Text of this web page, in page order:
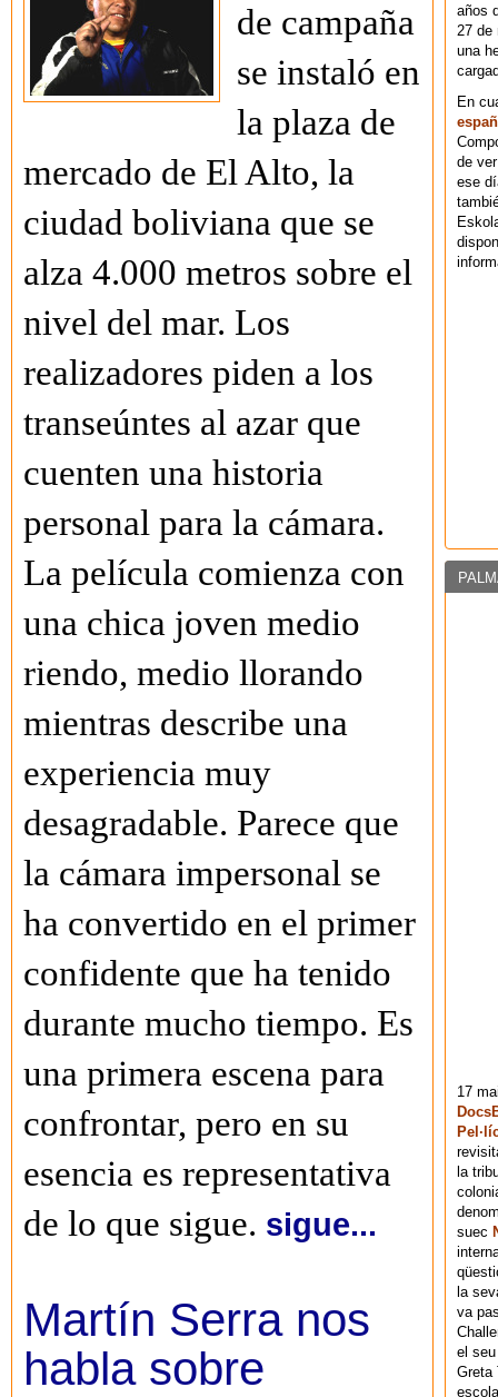
de campaña
se instaló en
la plaza de
mercado de El Alto, la
ciudad boliviana que se
alza 4.000 metros sobre el
nivel del mar. Los
realizadores piden a los
transeúntes al azar que
cuenten una historia
personal para la cámara.
La película comienza con
una chica joven medio
riendo, medio llorando
mientras describe una
experiencia muy
desagradable. Parece que
la cámara impersonal se
ha convertido en el primer
confidente que ha tenido
durante mucho tiempo. Es
una primera escena para
confrontar, pero en su
esencia es representativa
de lo que sigue. sigue...
Martín Serra nos
habla sobre
años
27 de
una
En
de
ese
17
la
suec
la
va
el
Greta